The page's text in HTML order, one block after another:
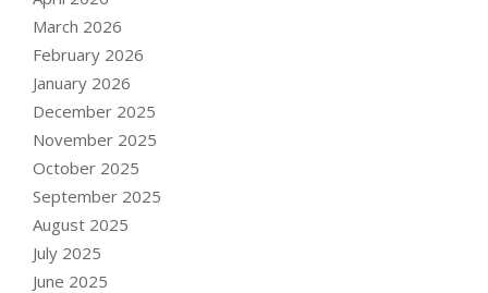
March 2026
February 2026
January 2026
December 2025
November 2025
October 2025
September 2025
August 2025
July 2025
June 2025